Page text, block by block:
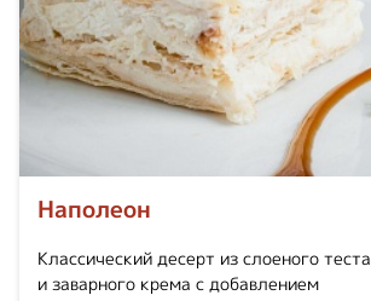
Наполеон
Классический десерт из слоеного теста
и заварного крема с добавлением